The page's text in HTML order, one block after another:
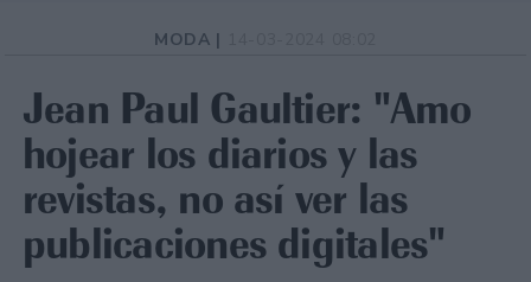
MODA |
Jean Paul Gaultier: "Amo
hojear los diarios y las
revistas, no así ver las
publicaciones digitales"